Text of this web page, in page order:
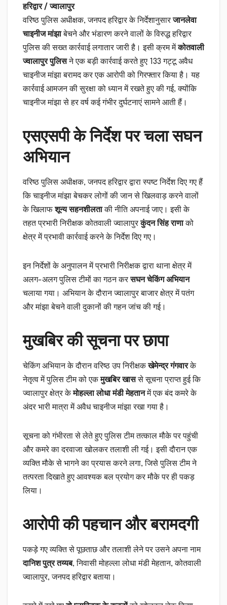
हरिद्वार / ज्वालापुर
वरिष्ठ पुलिस अधीक्षक, जनपद हरिद्वार के निर्देशानुसारजानलेवा
चाइनीज मांझाबेचने और भंडारण करने वालों के विरुद्ध हरिद्वार
पुलिस की सख्त कार्रवाई लगातार जारी है। इसी क्रम मेंकोतवाली
ज्वालापुर पुलिसने एक बड़ी कार्रवाई करते हुए 133 गट्टू अवैध
चाइनीज मांझा बरामद कर एक आरोपी को गिरफ्तार किया है। यह
कार्रवाई आमजन की सुरक्षा को ध्यान में रखते हुए की गई, क्योंकि
चाइनीज मांझा से हर वर्ष कई गंभीर दुर्घटनाएं सामने आती हैं।
एसएसपी के निर्देश पर चला सघन
अभियान
वरिष्ठ पुलिस अधीक्षक, जनपद हरिद्वार द्वारा स्पष्ट निर्देश दिए गए हैं
कि चाइनीज मांझा बेचकर लोगों की जान से खिलवाड़ करने वालों
के खिलाफशून्य सहनशीलताकी नीति अपनाई जाए। इसी के
तहत प्रभारी निरीक्षक कोतवाली ज्वालापुरकुंदन सिंह राणाको
क्षेत्र में प्रभावी कार्रवाई करने के निर्देश दिए गए।
इन निर्देशों के अनुपालन में प्रभारी निरीक्षक द्वारा थाना क्षेत्र में
अलग-अलग पुलिस टीमों का गठन करसघन चेकिंग अभियान
चलाया गया। अभियान के दौरान ज्वालापुर बाजार क्षेत्र में पतंग
और मांझा बेचने वाली दुकानों की गहन जांच की गई।
मुखबिर की सूचना पर छापा
चेकिंग अभियान के दौरान वरिष्ठ उप निरीक्षकखेमेन्द्र गंगवारके
नेतृत्व में पुलिस टीम को एकमुखबिर खाससे सूचना प्राप्त हुई कि
ज्वालापुर क्षेत्र केमोहल्ला लोधा मंडी मेहतानमें एक बंद कमरे के
अंदर भारी मात्रा में अवैध चाइनीज मांझा रखा गया है।
सूचना को गंभीरता से लेते हुए पुलिस टीम तत्काल मौके पर पहुंची
और कमरे का दरवाजा खोलकर तलाशी ली गई। इसी दौरान एक
व्यक्ति मौके से भागने का प्रयास करने लगा, जिसे पुलिस टीम ने
तत्परता दिखाते हुए आवश्यक बल प्रयोग कर मौके पर ही पकड़
लिया।
आरोपी की पहचान और बरामदगी
पकड़े गए व्यक्ति से पूछताछ और तलाशी लेने पर उसने अपना नाम
दानिश पुत्र तय्यब, निवासी मोहल्ला लोधा मंडी मेहतान, कोतवाली
ज्वालापुर, जनपद हरिद्वार बताया।